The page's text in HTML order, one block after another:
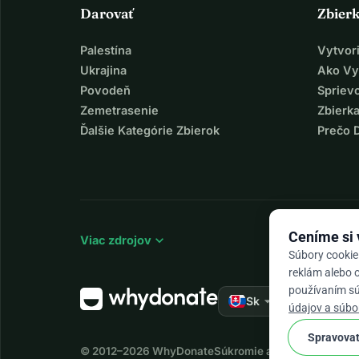
Darovať
Palestína
Ukrajina
Povodeň
Zemetrasenie
Ďalšie Kategórie Zbierok
Ako
Prečo
Viac zdrojov expand_more
Sk arrow_drop_down ★★★★★
© 2012–2026 WhyDonateSúkromie a cookies
Ceníme si
Súbory
reklám alebo
používaním
údajov a